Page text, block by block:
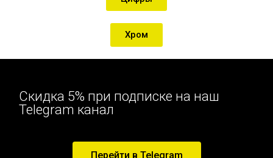
Хром
Скидка 5% при подписке на наш
Telegram канал
Перейти в Telegram